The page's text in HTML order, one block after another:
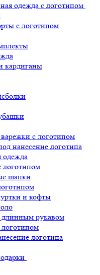
одежда с логотипом
с логотипом
кардиганы
с логотипом
нанесение логотипа
одежда
логотипом
шапки
и кофты
рукавом
логотипа